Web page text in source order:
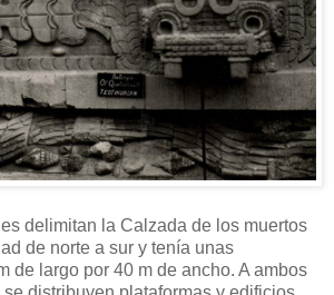
delimitan la Calzada de los muertos
de norte a sur y tenía unas
de largo por 40 m de ancho. A ambos